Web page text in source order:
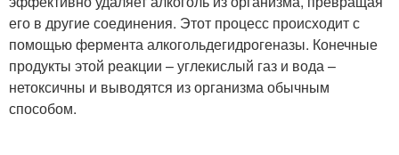
его в другие соединения. Этот процесс происходит с
помощью фермента алкогольдегидрогеназы. Конечные
продукты этой реакции – углекислый газ и вода –
нетоксичны и выводятся из организма обычным
способом.